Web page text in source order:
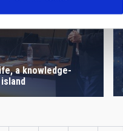
a knowledge-